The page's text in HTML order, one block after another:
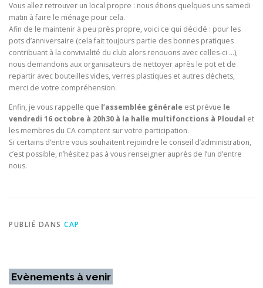
Vous allez retrouver un local propre : nous étions quelques uns samedi
matin à faire le ménage pour cela.
Afin de le maintenir à peu près propre, voici ce qui décidé : pour les
pots d’anniversaire (cela fait toujours partie des bonnes pratiques
contribuant à la convivialité du club alors renouons avec celles-ci …),
nous demandons aux organisateurs de nettoyer après le pot et de
repartir avec bouteilles vides, verres plastiques et autres déchets,
merci de votre compréhension.
Enfin, je vous rappelle que l’assemblée générale est prévue le
vendredi 16 octobre à 20h30 à la halle multifonctions à Ploudal et
les membres du CA comptent sur votre participation.
Si certains d’entre vous souhaitent rejoindre le conseil d’administration,
c’est possible, n’hésitez pas à vous renseigner auprès de l’un d’entre
nous.
PUBLIÉ DANS CAP
Evènements à venir